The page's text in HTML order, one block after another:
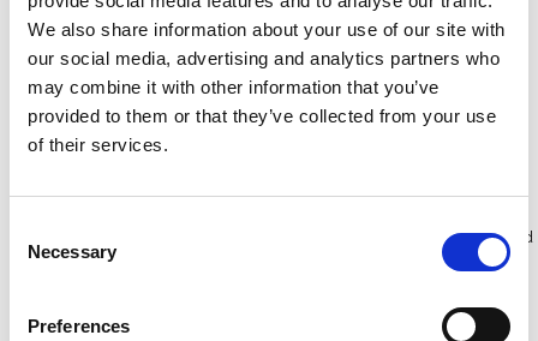
We also share information about your use of our site with
our social media, advertising and analytics partners who
may combine it with other information that you’ve
provided to them or that they’ve collected from your use
of their services.
Selection
Necessary
Preferences
werkhoogte 13,2 m
€4.239,00 €5.248,86
Bekijk product
m werkhoogte
€5.289,00 €6.554,89
Excl. Btw
klanten
Gratis verzending in Nederland